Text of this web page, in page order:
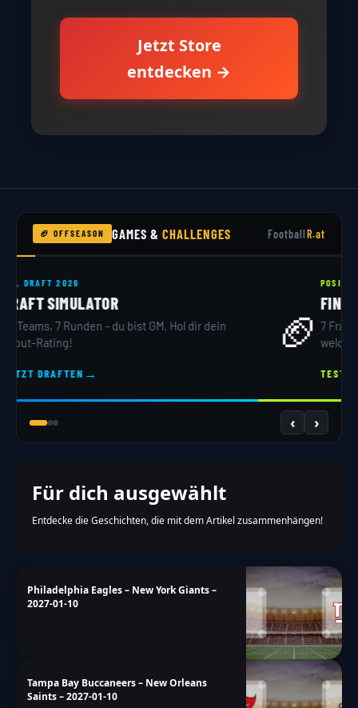
Jetzt Store
entdecken →
🏈 OFFSEASON GAMES &CHALLENGES FootballR.at
🏟️
DRAFT SIMULATOR
32 Teams, 7 Runden – du bist GM. Hol dir dein
JETZT DRAFTEN
‹ ›
Für dich ausgewählt
Entdecke die Geschichten, die mit dem Artikel zusammenhängen!
Philadelphia Eagles – New York Giants –
2027-01-10
Tampa Bay Buccaneers – New Orleans
Saints – 2027-01-10